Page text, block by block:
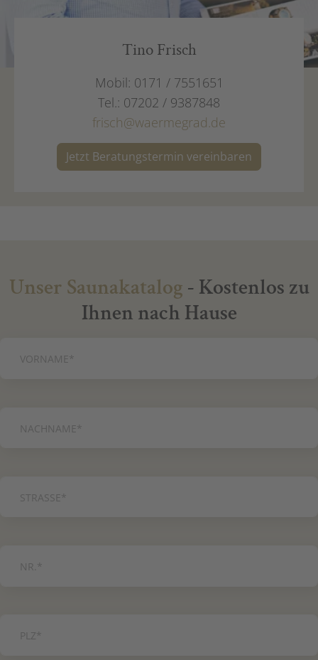
Tino Frisch
Mobil: 0171 / 7551651
Tel.: 07202 / 9387848
frisch@waermegrad.de
Jetzt Beratungstermin vereinbaren
Unser Saunakatalog - Kostenlos zu
Ihnen nach Hause
PFLICHTFELD
VORNAME*
PFLICHTFELD
NACHNAME*
PFLICHTFELD
STRASSE*
PFLICHTFELD
NR. *
PFLICHTFELD
PLZ*